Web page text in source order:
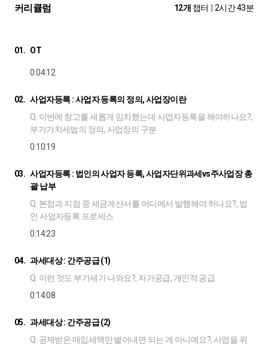
커리큘럼 12개 챕터 2시간 43분
01. OT
0:04:12
02. 사업자등록 : 사업자 등록의 정의, 사업장이란
Q. 이번에 창고를 새롭게 임차했는데 사업자등록을 해야하나요?,
부가가치세법의 정의, 사업장의 구분
0:10:19
03. 사업자등록 : 법인의 사업자 등록, 사업자단위과세vs주사업장 총
괄 납부
Q. 본점과 지점 중 세금계산서를 어디에서 발행해야 하나요?, 법
인 사업자등록 프로세스
0:14:23
04. 과세대상 : 간주공급 (1)
Q. 이런 것도 부가세가 나와요?, 자가공급, 개인적 공급
0:14:08
05. 과세대상 : 간주공급 (2)
Q. 공제받은 매입세액만 뱉어내면 되는 게 아니예요?, 사업을 위